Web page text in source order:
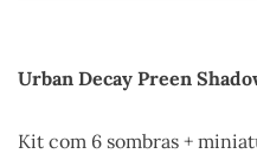
Urban Decay Preen
Kit com 6 sombras +